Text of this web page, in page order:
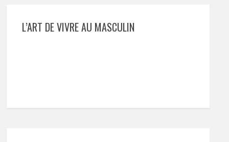
L’ART DE VIVRE AU MASCULIN